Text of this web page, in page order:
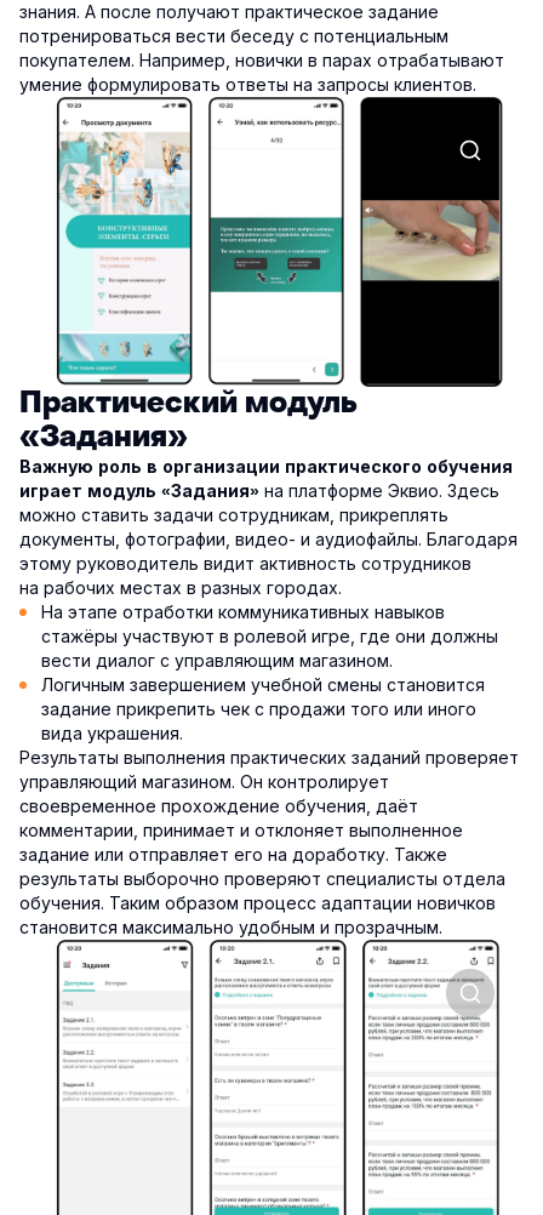
знания. А после получают практическое задание
потренироваться вести беседу с потенциальным
покупателем. Например, новички в парах отрабатывают
умение формулировать ответы на запросы клиентов.
Практический модуль
«Задания»
Важную роль в организации практического обучения
играет модуль «Задания» на платформе Эквио. Здесь
можно ставить задачи сотрудникам, прикреплять
документы, фотографии, видео- и аудиофайлы. Благодаря
этому руководитель видит активность сотрудников
на рабочих местах в разных городах.
На этапе отработки коммуникативных навыков
стажёры участвуют в ролевой игре, где они должны
вести диалог с управляющим магазином.
Логичным завершением учебной смены становится
задание прикрепить чек с продажи того или иного
вида украшения.
Результаты выполнения практических заданий проверяет
управляющий магазином. Он контролирует
своевременное прохождение обучения, даёт
комментарии, принимает и отклоняет выполненное
задание или отправляет его на доработку. Также
результаты выборочно проверяют специалисты отдела
обучения. Таким образом процесс адаптации новичков
становится максимально удобным и прозрачным.